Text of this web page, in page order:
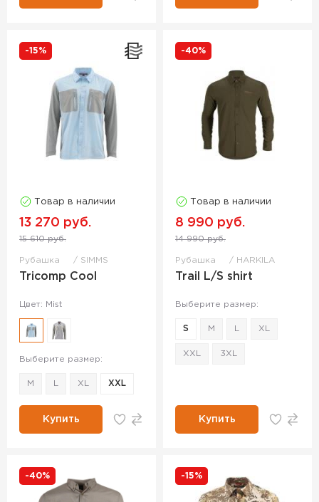
-15%
Товар в наличии
13 270 руб.
15 610 руб.
Рубашка SIMMS
Tricomp Cool
Цвет: Mist
Выберите размер:
M XL XXL
Купить
-40%
Товар в наличии
8 990 руб.
14 990 руб.
Рубашка HARKILA
Trail L/S shirt
Выберите размер:
S M XL
XXL 3XL
Купить
-40% -15%